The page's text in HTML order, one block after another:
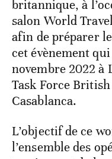
britannique, à
salon World
afin de préparer
cet évènement
novembre 2022 à
Task Force
Casablanca.
L’objectif de ce
l’ensemble des